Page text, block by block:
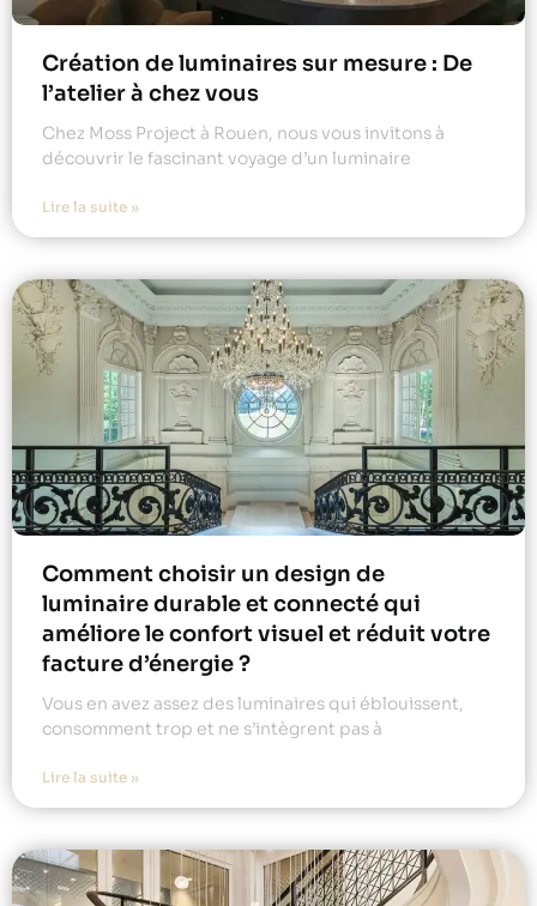
Création de luminaires sur mesure : De
l’atelier à chez vous
Chez Moss Project à Rouen, nous vous invitons à
découvrir le fascinant voyage d’un luminaire
Lire la suite »
Comment choisir un design de
luminaire durable et connecté qui
améliore le confort visuel et réduit votre
facture d’énergie ?
Vous en avez assez des luminaires qui éblouissent,
consomment trop et ne s’intègrent pas à
Lire la suite »